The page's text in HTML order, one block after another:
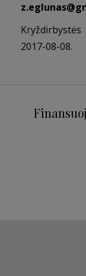
2017-08-08.